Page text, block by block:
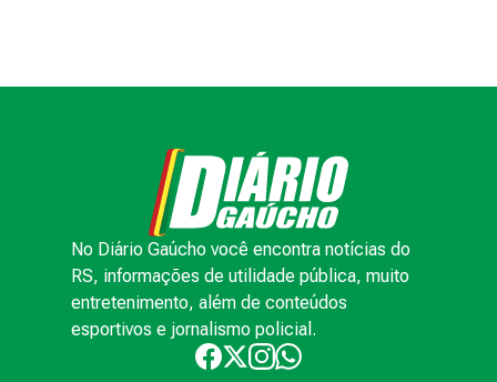
No Diário Gaúcho você encontra notícias do
RS, informações de utilidade pública, muito
entretenimento, além de conteúdos
esportivos e jornalismo policial.